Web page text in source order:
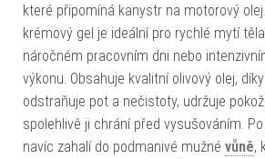
které připomíná kanystr na motorový
krémový gel je ideální pro rychlé mytí
náročném pracovním dni nebo
výkonu. Obsahuje kvalitní olivový olej,
odstraňuje pot a nečistoty, udržuje
spolehlivě ji chrání před vysušováním.
navíc zahalí do podmanivé mužné vůně,